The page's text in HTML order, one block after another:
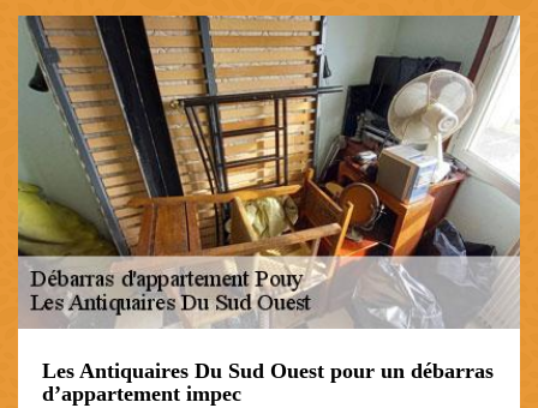
Les Antiquaires Du Sud Ouest pour un débarras
d’appartement impec